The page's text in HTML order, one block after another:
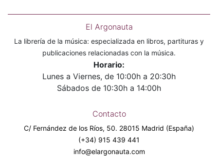
El Argonauta
La librería de la música: especializada en libros, partituras y
publicaciones relacionadas con la música.
Horario:
Lunes a Viernes, de 10:00h a 20:30h
Sábados de 10:30h a 14:00h
Contacto
C/ Fernández de los Ríos, 50. 28015 Madrid (España)
(+34) 915 439 441
info@elargonauta.com